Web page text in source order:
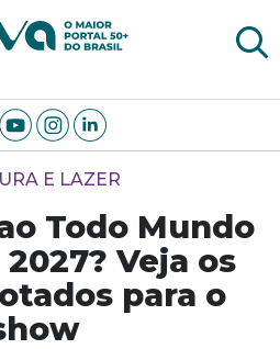
Viva Notícias
E LAZER
Todo Mundo
Veja os
para o